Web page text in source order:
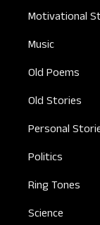
Motivational
Music
Old Poems
Old Stories
Personal
Politics
Ring Tones
Science